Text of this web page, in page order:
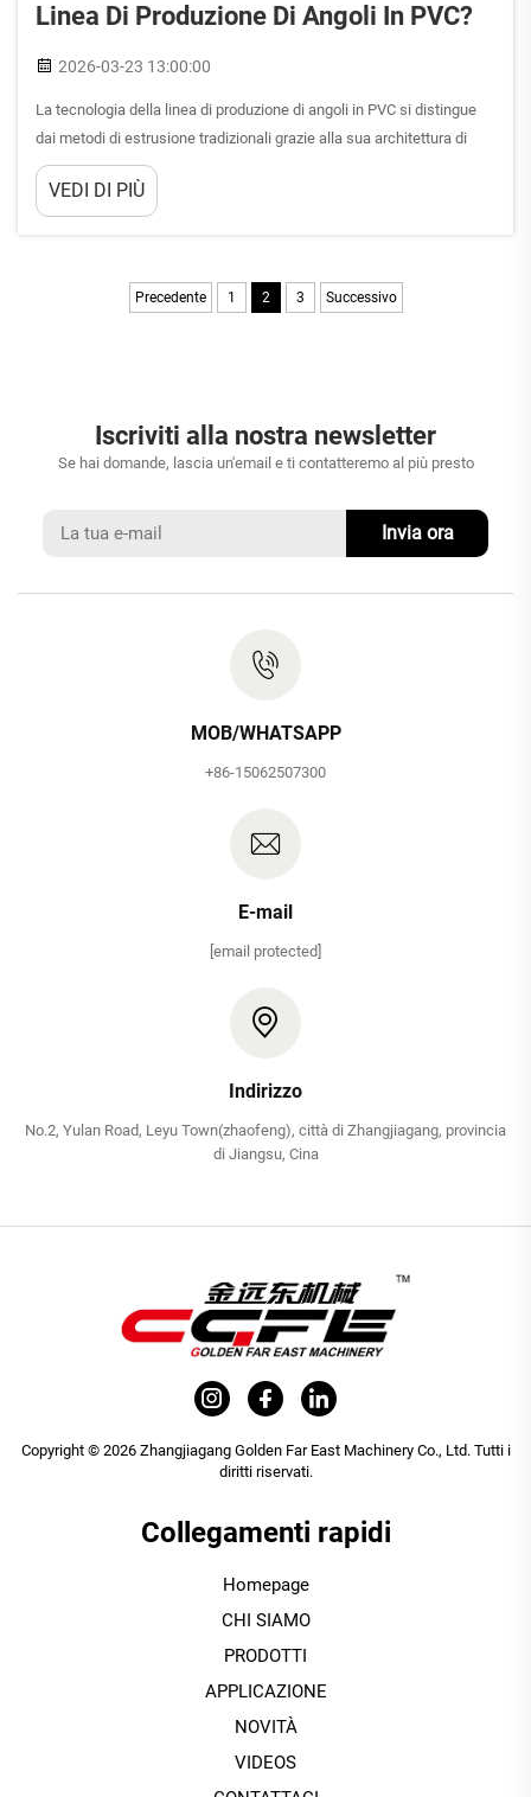
Linea Di Produzione Di Angoli In PVC?
2026-03-23 13:00:00
La tecnologia della linea di produzione di angoli in PVC si distingue
dai metodi di estrusione tradizionali grazie alla sua architettura di
progettazione specializzata che consente la formazione geometrica
precisa dei profili angolari utilizzati nelle applicazioni edili e
VEDI DI PIÙ
Precedente 1 2 3 Successivo
Iscriviti alla nostra newsletter
Se hai domande, lascia un'email e ti contatteremo al più presto
Invia ora
MOB/WHATSAPP
+86-15062507300
E-mail
[email protected]
Indirizzo
No.2, Yulan Road, Leyu Town(zhaofeng), città di Zhangjiagang, provincia
di Jiangsu, Cina
Copyright © 2026 Zhangjiagang Golden Far East Machinery Co., Ltd. Tutti i
diritti riservati.
Collegamenti rapidi
Homepage
CHI SIAMO
PRODOTTI
APPLICAZIONE
NOVITÀ
VIDEOS